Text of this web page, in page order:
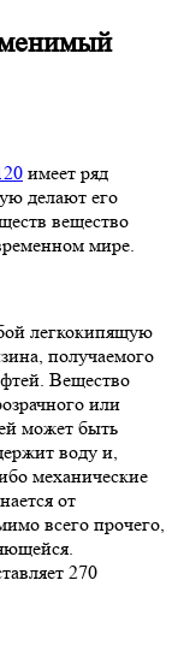
имеет ряд
делают его
вещество
мире.
легкокипящую
получаемого
Вещество
или
может быть
воду и,
механические
от
всего прочего,
270